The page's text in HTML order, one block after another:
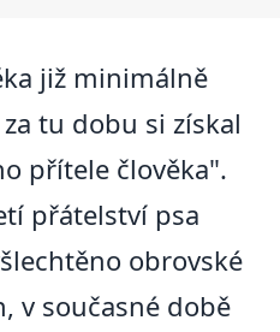
již minimálně
tu dobu si získal
přítele člověka".
přátelství psa
obrovské
v současné době